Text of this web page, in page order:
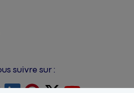
suivre sur :